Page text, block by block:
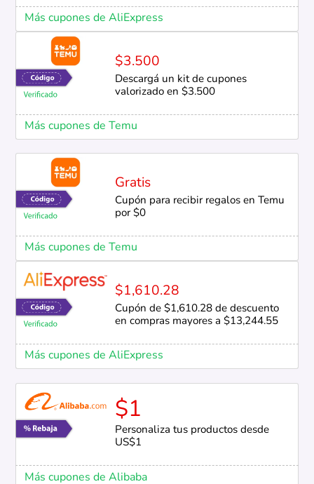
Más cupones de AliExpress
$3.500
Descargá un kit de cupones
valorizado en $3.500
Más cupones de Temu
Gratis
Cupón para recibir regalos en Temu
por $0
Más cupones de Temu
$1,610.28
Cupón de $1,610.28 de descuento
en compras mayores a $13,244.55
Más cupones de AliExpress
$1
Personaliza tus productos desde
US$1
Más cupones de Alibaba